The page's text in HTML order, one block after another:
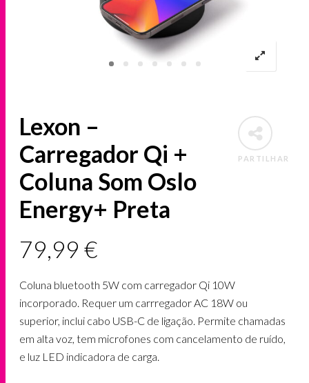
PARTILHAR
Lexon –
Carregador Qi +
Coluna Som Oslo
Energy+ Preta
79,99€
Coluna bluetooth 5W com carregador Qi 10W
incorporado. Requer um carrregador AC 18W ou
superior, inclui cabo USB-C de ligação. Permite chamadas
em alta voz, tem microfones com cancelamento de ruído,
e luz LED indicadora de carga.